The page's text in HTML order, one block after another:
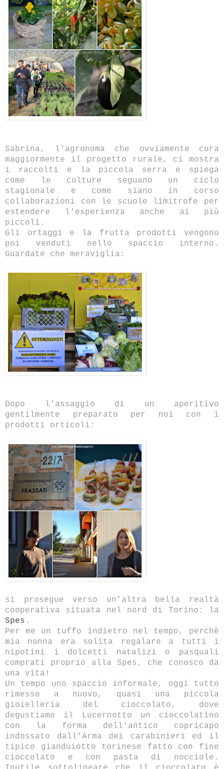
Sabrina, l'agronoma che ovviamente cura
maggiormente il progetto rurale, ci mostra
i raccolti e la piccola serra e spiega
come le colture seguano un ciclo
stagionale e come siano in corso
collaborazioni con le scuole limitrofe per
estendere l'esperienza anche ai più
piccoli.
Gli ortaggi e la frutta prodotti vengono
poi venduti nello spaccio interno.
Guardate che meraviglia:
Dopo l'assaggio di un aperitivo
gentilmente preparato per noi con i
prodotti orticoli:
si prosegue verso un'altra bella realtà
cooperativa situata nel nord di Torino: la
Spes .
Per me un tuffo indietro nel tempo, perchè
mia nonna era solita regalare a tutti i
nipotini i dolcetti natalizi o pasquali
comprati proprio alla Spes, che conosco da
una vita!
Un tempo uno spaccio informale, oggi tutto
rimesso a nuovo, quasi una piccola
gioielleria del cioccolato, dove
degustiamo il Lucernotto un cioccolatino
con la forma dell'antico copricapo
indossato dall'Arma dei carabinieri ed il
tipico gianduiotto torinese fatto con fine
cioccolato e con pasta di nocciole.